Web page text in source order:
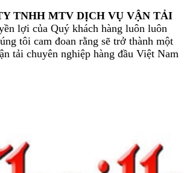
TNHH MTV DỊCH VỤ VẬN TẢI
lợi của Quý khách hàng luôn luôn
tôi cam đoan rằng sẽ trở thành một
tải chuyên nghiệp hàng đầu Việt Nam